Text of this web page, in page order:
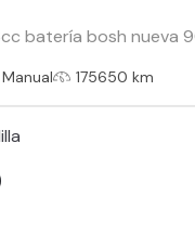
batería bosh
Manual 175650 km